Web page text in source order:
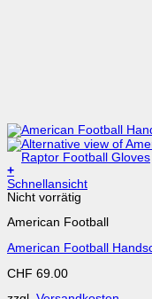
+
Dieses
Produkt
mehrere
auf.
Optionen
Schnellansicht
Nicht vorrätig
American Football
American Football
CHF 69.00